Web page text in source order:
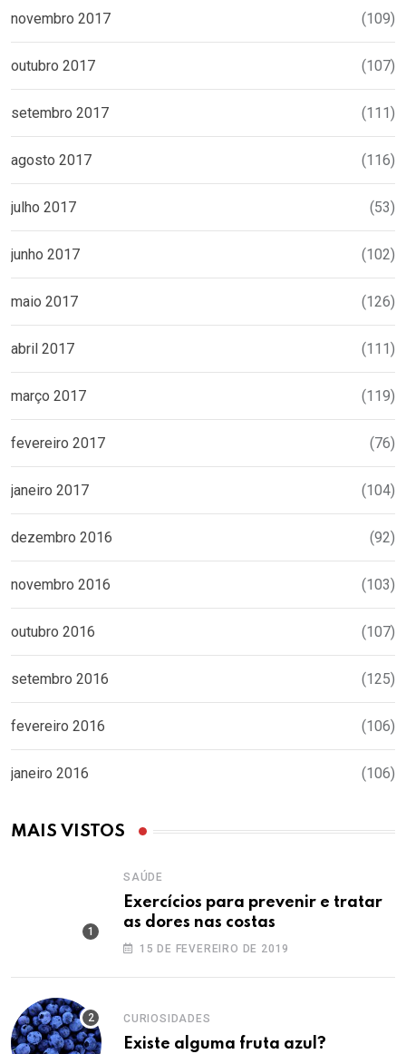
novembro 2017 (109)
outubro 2017 (107)
setembro 2017 (111)
agosto 2017 (116)
julho 2017 (53)
junho 2017 (102)
maio 2017 (126)
abril 2017 (111)
março 2017 (119)
fevereiro 2017 (76)
janeiro 2017 (104)
dezembro 2016 (92)
novembro 2016 (103)
outubro 2016 (107)
setembro 2016 (125)
fevereiro 2016 (106)
janeiro 2016 (106)
MAIS VISTOS
SAÚDE
Exercícios para prevenir e tratar
as dores nas costas
15 DE FEVEREIRO DE 2019
CURIOSIDADES
Existe alguma fruta azul?